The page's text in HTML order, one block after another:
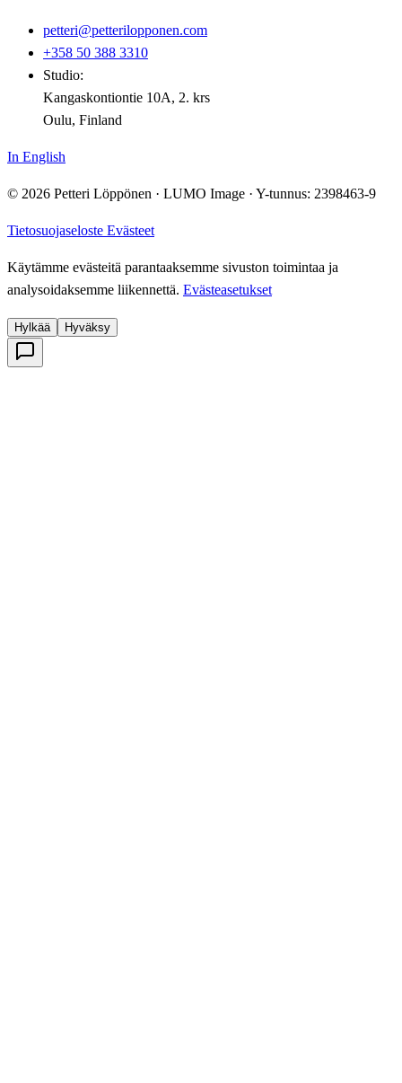
petteri@petterilopponen.com
+358 50 388 3310
Studio:
Kangaskontiontie 10A, 2. krs
Oulu, Finland
In English
© 2026 Petteri Löppönen · LUMO Image · Y-tunnus: 2398463-9
Tietosuojaseloste Evästeet
Käytämme evästeitä parantaaksemme sivuston toimintaa ja
analysoidaksemme liikennettä. Evästeasetukset
Hylkää Hyväksy